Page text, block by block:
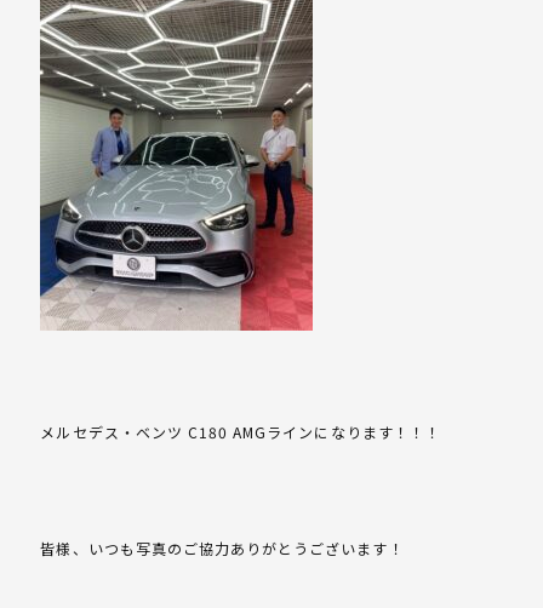
メルセデス・ベンツ C180 AMGラインになります！！！
皆様、いつも写真のご協力ありがとうございます！